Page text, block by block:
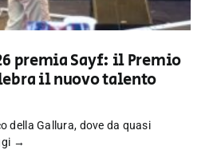
premia Sayf: il Premio
il nuovo talento
della Gallura, dove da quasi
→